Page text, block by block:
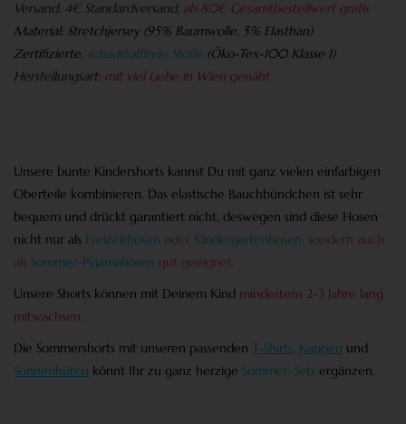
Versand: 4€ Standardversand, ab 80€ Gesamtbestellwert gratis
Material: Stretchjersey (95% Baumwolle, 5% Elasthan)
Zertifizierte, schadstofffreie Stoffe (Öko-Tex-100 Klasse 1)
Herstellungsart: mit viel Liebe in Wien genäht
Unsere bunte Kindershorts kannst Du mit ganz vielen einfarbigen
Oberteile kombinieren. Das elastische Bauchbündchen ist sehr
bequem und drückt garantiert nicht, deswegen sind diese Hosen
nicht nur als Freizeithosen oder Kindergartenhosen sondern auch
als Sommer-Pyjamahosen gut geeignet.
Unsere Shorts können mit Deinem Kind mindestens 2-3 Jahre lang
mitwachsen.
Die Sommershorts mit unseren passenden T-Shirts Kappen und
Sonnenhüten könnt Ihr zu ganz herzige Sommer-Sets ergänzen.